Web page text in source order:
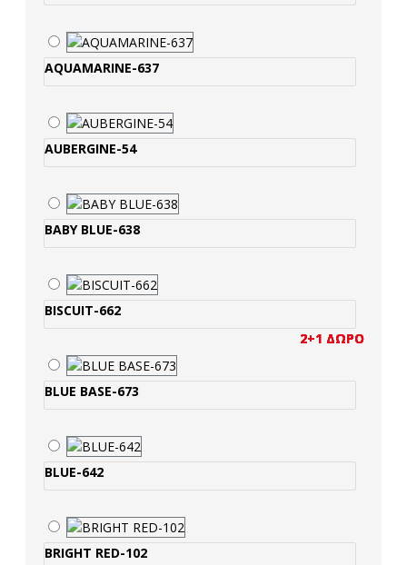
AQUAMARINE-637
AUBERGINE-54
BABY BLUE-638
BISCUIT-662
BLUE BASE-673
BLUE-642
BRIGHT RED-102
2+1 ΔΩΡΟ
2+1 ΔΩΡΟ
2+1 ΔΩΡΟ
2+1 ΔΩΡΟ
2+1 ΔΩΡΟ